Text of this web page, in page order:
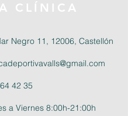
CLÍNICA
Negro 11, 12006, Castellón
42 35
a Viernes 8:00h-21:00h